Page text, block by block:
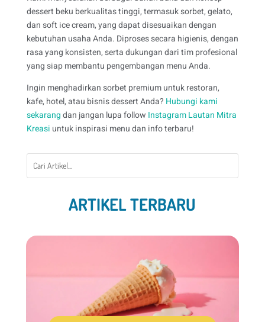
dessert beku berkualitas tinggi, termasuk sorbet, gelato,
dan soft ice cream, yang dapat disesuaikan dengan
kebutuhan usaha Anda. Diproses secara higienis, dengan
rasa yang konsisten, serta dukungan dari tim profesional
yang siap membantu pengembangan menu Anda.
Ingin menghadirkan sorbet premium untuk restoran,
kafe, hotel, atau bisnis dessert Anda? Hubungi kami
sekarangdan jangan lupa follow Instagram Lautan Mitra
Kreasi untuk inspirasi menu dan info terbaru!
ARTIKEL TERBARU